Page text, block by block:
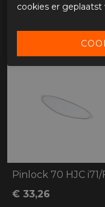
Pinlock 70 HJC i71/
€ 33,26
cookies er geplaatst